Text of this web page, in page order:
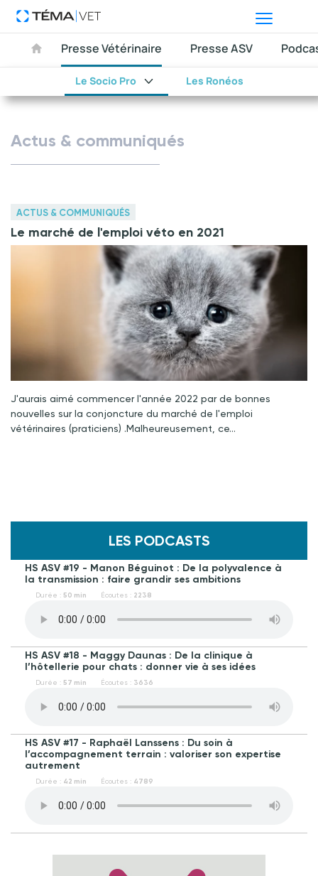
Presse Vétérinaire
Le Socio Pro Les Ronéos
Presse ASV
Actus & communiqués
ACTUS & COMMUNIQUÉS
Le marché de l'emploi véto en 2021
J'aurais aimé commencer l'année 2022 par de bonnes
nouvelles sur la conjoncture du marché de l'emploi
vétérinaires (praticiens) .Malheureusement, ce…
LES PODCASTS
HS ASV #19 - Manon Béguinot : De la polyvalence à
la transmission : faire grandir ses ambitions
Durée : 50 min Écoutes : 2238
HS ASV #18 - Maggy Daunas : De la clinique à
l’hôtellerie pour chats : donner vie à ses idées
Durée : 57 min Écoutes : 3636
HS ASV #17 - Raphaël Lanssens : Du soin à
l’accompagnement terrain : valoriser son expertise
autrement
Durée : 42 min Écoutes : 4789